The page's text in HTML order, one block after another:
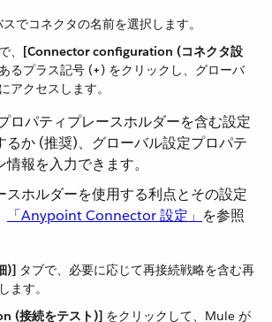
でコネクタの名前を選択します。
、​ [Connector configuration (コネクタ設
るプラス記号 (​+​) をクリックし、グローバ
アクセスします。
ロパティプレースホルダーを含む設定
るか (推奨)、グローバル設定プロパテ
報を入力できます。
スホルダーを使用する利点とその設定
「Anypoint Connector 設定」 ​を参照
)] ​ タブで、必要に応じて再接続戦略を含む再
ます。
(接続をテスト)] ​ をクリックして、Mule が